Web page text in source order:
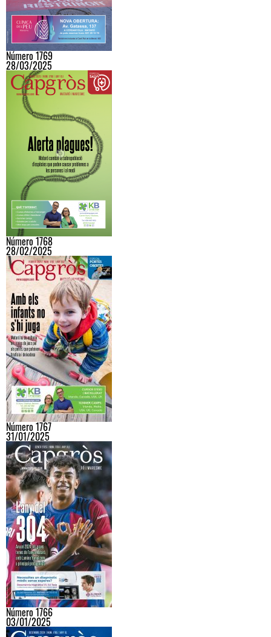
Número 1769
28/03/2025
Número 1768
28/02/2025
Número 1767
31/01/2025
Número 1766
03/01/2025